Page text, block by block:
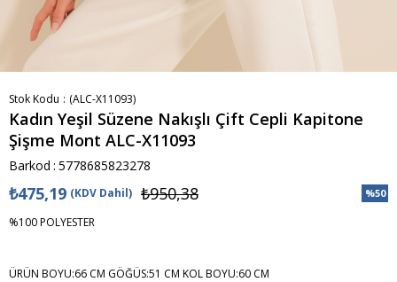
Stok Kodu (ALC-X11093)
Kadın Yeşil Süzene Nakışlı Çift Cepli Kapitone
Şişme Mont ALC-X11093
Barkod : 5778685823278
%50
₺950,38
₺475,19 (KDV Dahil)
%100 POLYESTER
ÜRÜN BOYU:66 CM GÖĞÜS:51 CM KOL BOYU:60 CM